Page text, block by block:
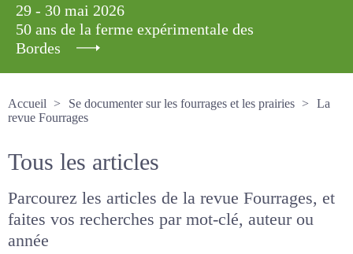
29 - 30 mai 2026
50 ans de la ferme expérimentale des
Bordes
Accueil
Se documenter sur les fourrages et les prairies
La revue Fourrages
Tous les articles
Parcourez les articles de la revue Fourrages, et
faites vos recherches par mot-clé, auteur ou
année